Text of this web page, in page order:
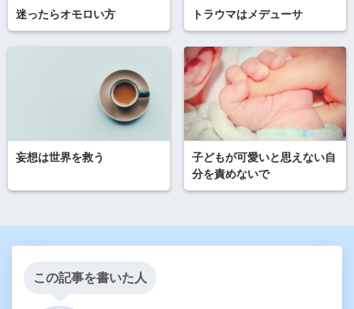
迷ったらオモロい方 トラウマはメデューサ
妄想は世界を救う
子どもが可愛いと思えない自
分を責めないで
この記事を書いた人